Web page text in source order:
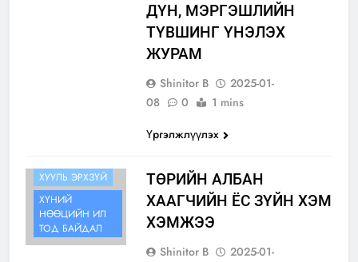
ДҮН, МЭРГЭШЛИЙН
ТҮВШИНГ ҮНЭЛЭХ
ЖУРАМ
Shinitor B
2025-01-
08
0
1 mins
Үргэлжлүүлэх
ХУУЛЬ ЭРХЗҮЙ
ХҮНИЙ
НӨӨЦИЙН ИЛ
ТОД БАЙДАЛ
ТӨРИЙН АЛБАН
ХААГЧИЙН ЁС ЗҮЙН ХЭМ
ХЭМЖЭЭ
Shinitor B
2025-01-